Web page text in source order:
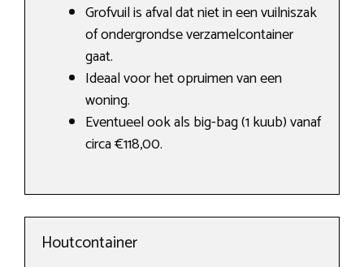
Grofvuil is afval dat niet in een vuilniszak
of ondergrondse verzamelcontainer
gaat.
Ideaal voor het opruimen van een
woning.
Eventueel ook als big-bag (1 kuub) vanaf
circa €118,00.
Houtcontainer